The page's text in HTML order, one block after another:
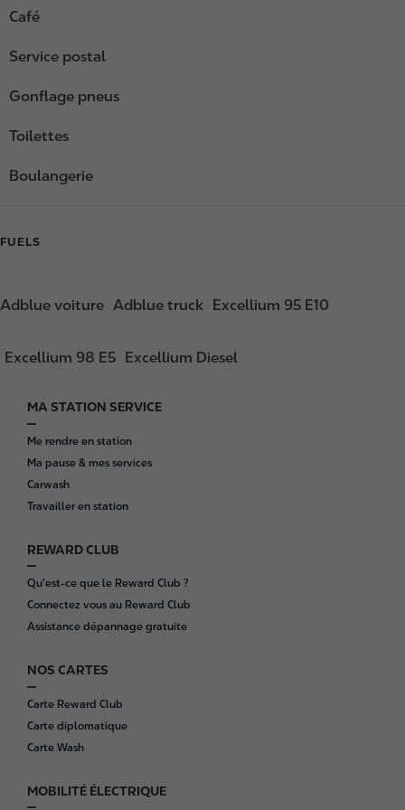
Café
Service postal
Gonflage pneus
Toilettes
Boulangerie
FUELS
Adblue voiture Adblue truck Excellium 95 E10
Excellium 98 E5 Excellium Diesel
F
o
o
t
e
MA STATION SERVICE
Me rendre en station
Ma pause & mes services
Carwash
Travailler en station
REWARD CLUB
Qu'est-ce que le Reward Club ?
Connectez vous au Reward Club
Assistance dépannage gratuite
NOS CARTES
Carte Reward Club
Carte diplomatique
Carte Wash
MOBILITÉ ÉLECTRIQUE